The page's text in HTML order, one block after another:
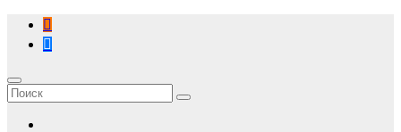
Перейти
содержимому